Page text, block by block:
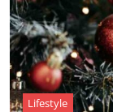
Lifestyle